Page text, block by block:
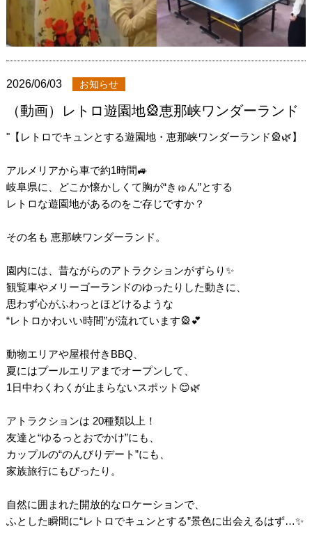
2026/06/03 お知らせ
（動画）レトロ遊園地🎡恵那峡ワンダーランド
"【レトロでキュンとする遊園地・恵那峡ワンダーランド🎡🌿】
アルメリアから車で約1時間🚙
岐阜県に、どこか懐かしくて胸が“きゅん”とする
レトロな遊園地があるのをご存じですか？
その名も 恵那峡ワンダーランド。
園内には、昔ながらのアトラクションがずらり✨
観覧車やメリーゴーランドのゆったりした動きに、
思わず心がふわっとほどけるような
“レトロかわいい時間”が流れています🎡💕
動物エリアや屋根付きBBQ、
夏にはプールエリアまでオープンして、
1日中わくわくが止まらないスポット😊🌿
アトラクションは 20種類以上！
友達と“ゆるっとおでかけ”にも、
カップルの“のんびりデート”にも、
家族旅行にもぴったり。
自然に囲まれた開放的なロケーションで、
ふとした瞬間に“レトロでキュンとする”景色に出会えるはず…✨